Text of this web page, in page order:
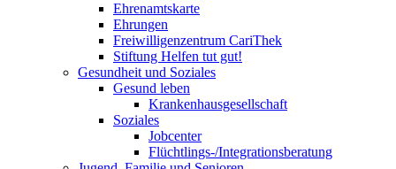
Ehrenamtskarte
Ehrungen
Freiwilligenzentrum CariThek
Stiftung Helfen tut gut!
Gesundheit und Soziales
Gesund leben
Krankenhausgesellschaft
Soziales
Jobcenter
Flüchtlings-/Integrationsberatung